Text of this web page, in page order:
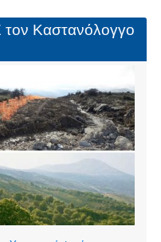
Καστανόλογγο